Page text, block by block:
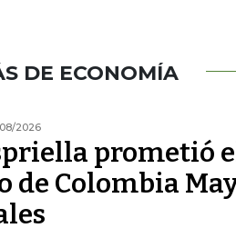
DE ECONOMÍA
2026
prometió
de Colombia